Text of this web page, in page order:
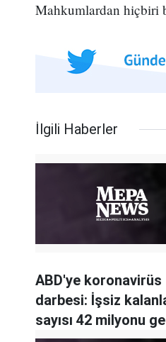
Mahkumlardan hiçbiri
İlgili Haberler
ABD'ye koronavirüs
darbesi: İşsiz
sayısı 42 milyonu